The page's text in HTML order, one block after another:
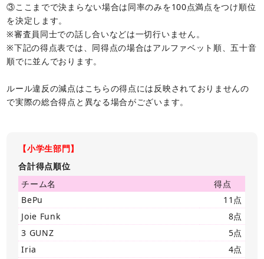
③ここまでで決まらない場合は同率のみを100点満点をつけ順位
を決定します。
※審査員同士での話し合いなどは一切行いません。
※下記の得点表では、同得点の場合はアルファベット順、五十音
順でに並んでおります。
ルール違反の減点はこちらの得点には反映されておりませんの
で実際の総合得点と異なる場合がございます。
【小学生部門】
合計得点順位
チーム名
得点
BePu
11点
Joie Funk
8点
3 GUNZ
5点
Iria
4点